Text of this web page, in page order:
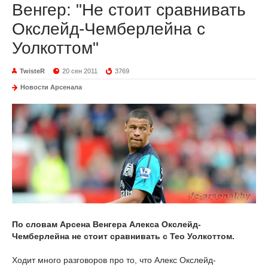
Венгер: "Не стоит сравнивать
Окслейд-Чемберлейна с
Уолкоттом"
TwisteR 20 сен 2011 3769
Новости Арсенала
По словам Арсена Венгера Алекса Окслейд-
Чемберлейна не стоит сравнивать с Тео Уолкоттом.
Ходит много разговоров про то, что Алекс Окслейд-